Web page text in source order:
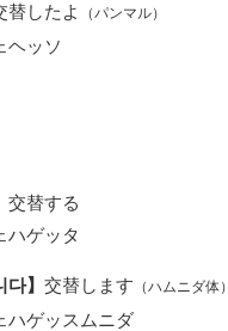
替したよ （パンマル）
ヘッソ
交替する
ハゲッタ
다】 交替します （ハムニダ体）
ハゲッスムニダ